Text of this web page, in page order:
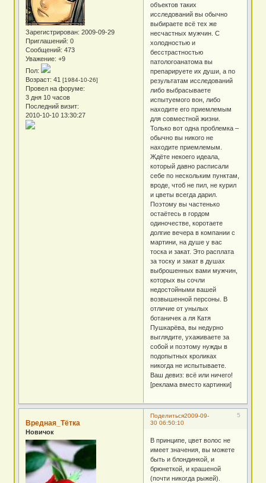
Зарегистрирован: 2009-09-29
Приглашений: 0
Сообщений: 473
Уважение: +9
Пол:
Возраст: 41[1984-10-26]
Провел на форуме:
3 дня 10 часов
Последний визит:
2010-10-10 13:30:27
объектов таких
исследований вы обычно
выбираете всё тех же
несчастных мужчин. С
холодностью и
бесстрастностью
патологоанатома вы
препарируете их души, а по
результатам исследований
либо выбрасываете
испытуемого вон, либо
находите его приемлемым
для совместной жизни.
Только вот одна проблемка –
обычно вы никого не
находите приемлемым.
Ждёте некоего идеала,
который давно расписали
себе по нескольким пунктам,
вроде, чтоб не пил, не курил
и цветы всегда дарил.
Поэтому вы частенько
остаётесь в гордом
одиночестве, коротаете
долгие вечера в компании с
мартини, на душе у вас
тоска и закат. Это расплата
за тоску и закат в душах
выброшенных вами мужчин,
которых вы сочли
недостойными вашей
возвышенной персоны. В
отличие от унылых
ботаничек а ля Катя
Пушкарёва, вы недурно
выглядите, ухаживаете за
собой и поэтому нужды в
подопытных кроликах
никогда не испытываете.
Ваш девиз: всё или ничего!
[реклама вместо картинки]
Поделиться 5
2009-09-
30 06:50:10
Вредная_Тётка
Новичок
В принципе, цвет волос не
имеет значения, вы можете
быть и блондинкой, и
брюнеткой, и крашеной
(почти никогда рыжей).